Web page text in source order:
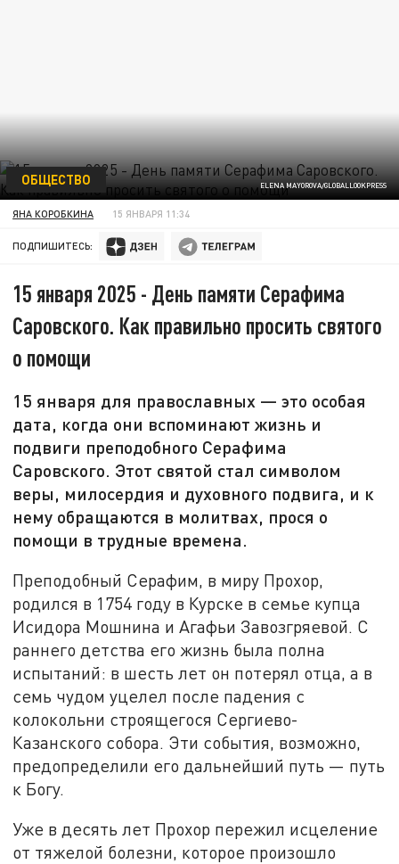
ELENA MAYOROVA/GLOBALLOOKPRESS
ОБЩЕСТВО
ЯНА КОРОБКИНА 15 ЯНВАРЯ 11:34
ПОДПИШИТЕСЬ:
15 января 2025 - День памяти Серафима
Саровского. Как правильно просить святого
о помощи
15 января для православных — это особая
дата, когда они вспоминают жизнь и
подвиги преподобного Серафима
Саровского. Этот святой стал символом
веры, милосердия и духовного подвига, и к
нему обращаются в молитвах, прося о
помощи в трудные времена.
Преподобный Серафим, в миру Прохор,
родился в 1754 году в Курске в семье купца
Исидора Мошнина и Агафьи Завозгряевой. С
раннего детства его жизнь была полна
испытаний: в шесть лет он потерял отца, а в
семь чудом уцелел после падения с
колокольни строящегося Сергиево-
Казанского собора. Эти события, возможно,
предопределили его дальнейший путь — путь
к Богу.
Уже в десять лет Прохор пережил исцеление
от тяжелой болезни, которое произошло